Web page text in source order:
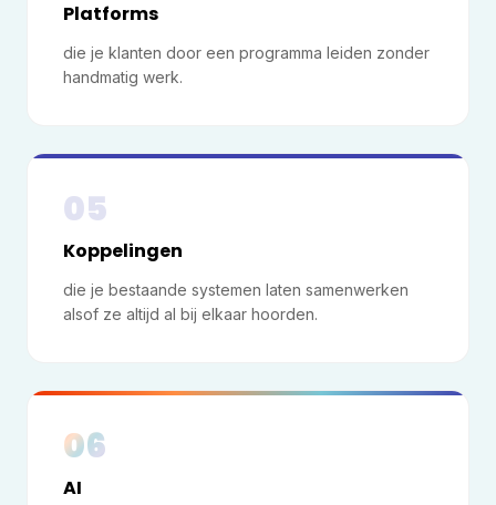
Platforms
die je klanten door een programma leiden zonder
handmatig werk.
05
Koppelingen
die je bestaande systemen laten samenwerken
alsof ze altijd al bij elkaar hoorden.
06
AI